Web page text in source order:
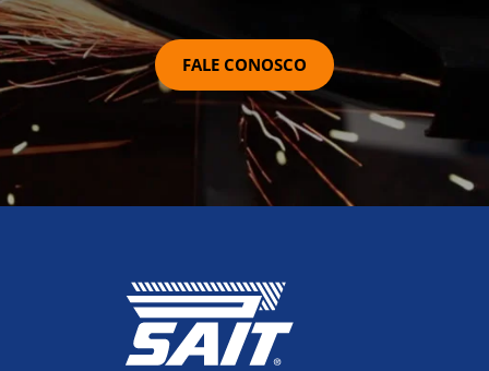
FALE CONOSCO